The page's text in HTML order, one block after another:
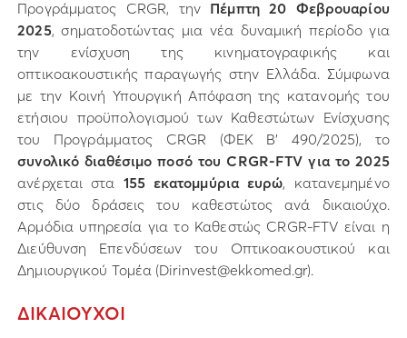
Προγράμματος CRGR, την Πέμπτη 20 Φεβρουαρίου
2025, σηματοδοτώντας μια νέα δυναμική περίοδο για
την ενίσχυση της κινηματογραφικής και
οπτικοακουστικής παραγωγής στην Ελλάδα. Σύμφωνα
με την Κοινή Υπουργική Απόφαση της κατανομής του
ετήσιου προϋπολογισμού των Καθεστώτων Ενίσχυσης
του Προγράμματος CRGR (ΦΕΚ Β’ 490/2025), το
συνολικό διαθέσιμο ποσό του CRGR-FTV για το 2025
ανέρχεται στα 155 εκατομμύρια ευρώ, κατανεμημένο
στις δύο δράσεις του καθεστώτος ανά δικαιούχο.
Αρμόδια υπηρεσία για το Καθεστώς CRGR-FTV είναι η
Διεύθυνση Επενδύσεων του Οπτικοακουστικού και
Δημιουργικού Τομέα (Dirinvest@ekkomed.gr).
ΔΙΚΑΙΟΥΧΟΙ